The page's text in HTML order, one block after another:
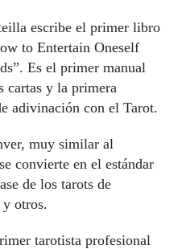
escribe el primer libro
to Entertain Oneself
Es el primer manual
cartas y la primera
adivinación con el Tarot.
muy similar al
convierte en el estándar
de los tarots de
otros.
tarotista profesional